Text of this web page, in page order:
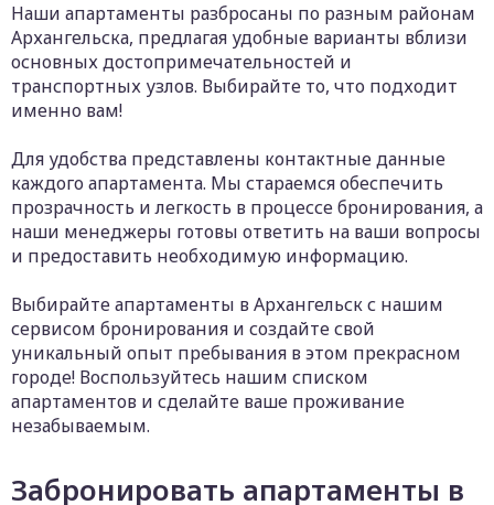
Наши апартаменты разбросаны по разным районам
Архангельска, предлагая удобные варианты вблизи
основных достопримечательностей и
транспортных узлов. Выбирайте то, что подходит
именно вам!
Для удобства представлены контактные данные
каждого апартамента. Мы стараемся обеспечить
прозрачность и легкость в процессе бронирования, а
наши менеджеры готовы ответить на ваши вопросы
и предоставить необходимую информацию.
Выбирайте апартаменты в Архангельск с нашим
сервисом бронирования и создайте свой
уникальный опыт пребывания в этом прекрасном
городе! Воспользуйтесь нашим списком
апартаментов и сделайте ваше проживание
незабываемым.
Забронировать апартаменты в